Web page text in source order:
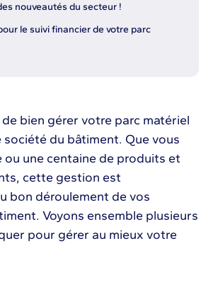
nouveautés du secteur !
le suivi financier de votre parc
bien gérer votre parc matériel
société du bâtiment. Que vous
ou une centaine de produits et
cette gestion est
bon déroulement de vos
Voyons ensemble plusieurs
pour gérer au mieux votre